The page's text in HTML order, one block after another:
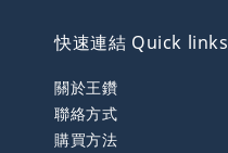
快速連結 Quick links
關於王鑽
聯絡方式
購買方法